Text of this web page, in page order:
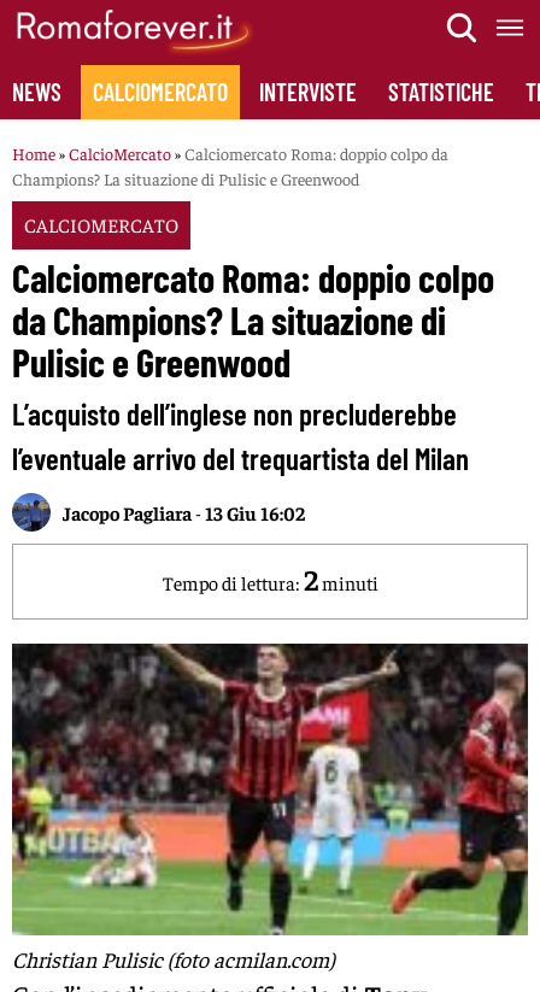
Skip
content
NEWS CALCIOMERCATO INTERVISTE STATISTICHE
Home»CalcioMercato»Calciomercato Roma: doppio colpo da
Champions? La situazione di Pulisic e Greenwood
CALCIOMERCATO
Calciomercato Roma: doppio colpo
da Champions? La situazione di
Pulisic e Greenwood
L’acquisto dell’inglese non precluderebbe
l’eventuale arrivo del trequartista del Milan
Jacopo Pagliara -13 Giu 16:02
Tempo di lettura: 2minuti
Christian Pulisic (foto acmilan.com)